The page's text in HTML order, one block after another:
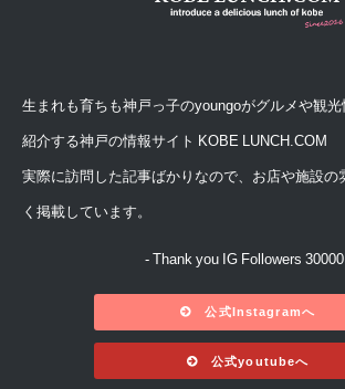
生まれも育ちも神戸っ子のyoungoがグルメや観光
紹介する神戸の情報サイト KOBE LUNCH.COM
実際に訪問した記事ばかりなので、お店や施設の
く掲載しています。
- Thank you IG Followers 30000
公式Instagramへ
公式youtubeへ